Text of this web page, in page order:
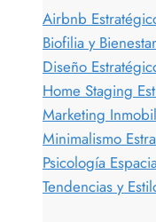
Airbnb
Biofilia y Bienestar
Diseño
Home Staging
Marketing
Minimalismo
Psicología
Tendencias y